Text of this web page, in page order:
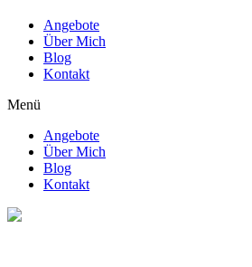
Angebote
Über Mich
Blog
Kontakt
Menü
Angebote
Über Mich
Blog
Kontakt